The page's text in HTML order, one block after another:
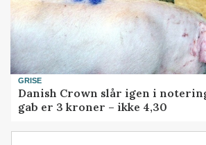
GRISE
Danish Crown slår igen i
gab er 3 kroner – ikke 4,30